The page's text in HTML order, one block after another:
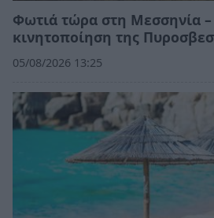
Φωτιά τώρα στη Μεσσηνία
κινητοποίηση της
05/08/2026 13:25